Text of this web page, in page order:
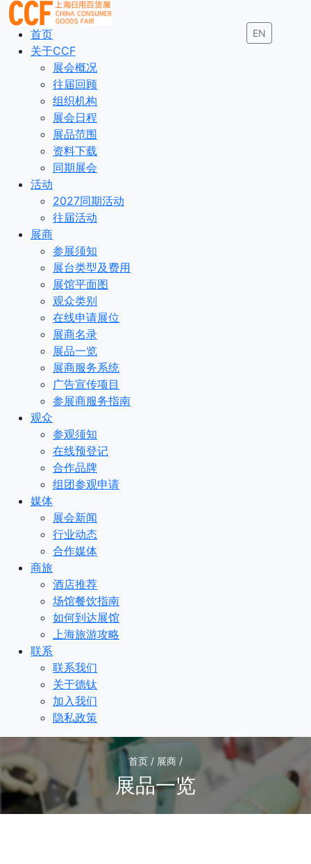
EN
首页
关于CCF
展会概况
往届回顾
组织机构
展会日程
展品范围
资料下载
同期展会
活动
2027同期活动
往届活动
展商
参展须知
展台类型及费用
展馆平面图
观众类别
在线申请展位
展商名录
展品一览
展商服务系统
广告宣传项目
参展商服务指南
观众
参观须知
在线预登记
合作品牌
组团参观申请
媒体
展会新闻
行业动态
合作媒体
商旅
酒店推荐
场馆餐饮指南
如何到达展馆
上海旅游攻略
联系
联系我们
关于德钛
加入我们
隐私政策
首页 / 展商 /
展品一览